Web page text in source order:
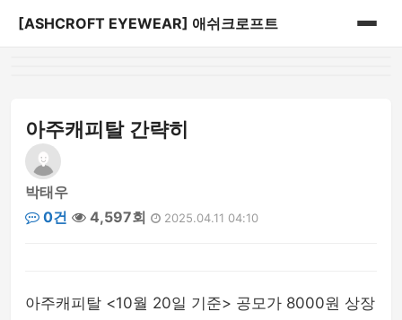
[ASHCROFT EYEWEAR] 애쉬크로프트
아주캐피탈 간략히
박태우
0건
4,597회 2025.04.11 04:10
아주캐피탈 <10월 20일 기준> 공모가 8000원 상장